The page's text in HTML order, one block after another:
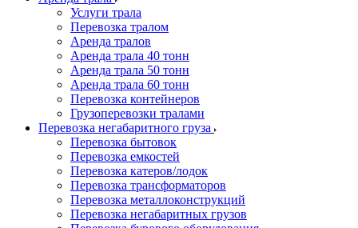
Услуги трала
Перевозка тралом
Аренда тралов
Аренда трала 40 тонн
Аренда трала 50 тонн
Аренда трала 60 тонн
Перевозка контейнеров
Грузоперевозки тралами
Перевозка негабаритного груза
Перевозка бытовок
Перевозка емкостей
Перевозка катеров/лодок
Перевозка трансформаторов
Перевозка металлоконструкций
Перевозка негабаритных грузов